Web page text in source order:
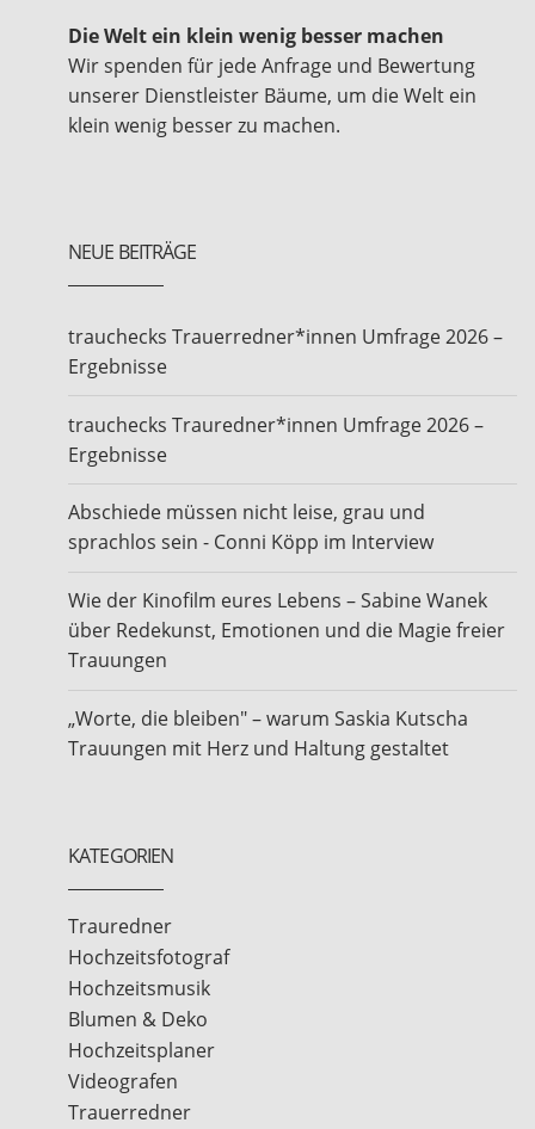
Die Welt ein klein wenig besser machen
Wir spenden für jede Anfrage und Bewertung
unserer Dienstleister Bäume, um die Welt ein
klein wenig besser zu machen.
NEUE BEITRÄGE
trauchecks Trauerredner*innen Umfrage 2026 –
Ergebnisse
trauchecks Trauredner*innen Umfrage 2026 –
Ergebnisse
Abschiede müssen nicht leise, grau und
sprachlos sein - Conni Köpp im Interview
Wie der Kinofilm eures Lebens – Sabine Wanek
über Redekunst, Emotionen und die Magie freier
Trauungen
„Worte, die bleiben" – warum Saskia Kutscha
Trauungen mit Herz und Haltung gestaltet
KATEGORIEN
Trauredner
Hochzeitsfotograf
Hochzeitsmusik
Blumen & Deko
Hochzeitsplaner
Videografen
Trauerredner